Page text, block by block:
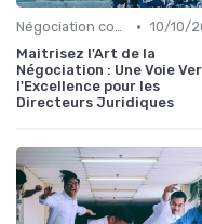
Négociation contrats • 10/10/
Maitrisez l'Art de la
Négociation : Une Voie
l'Excellence pour les
Directeurs Juridiques